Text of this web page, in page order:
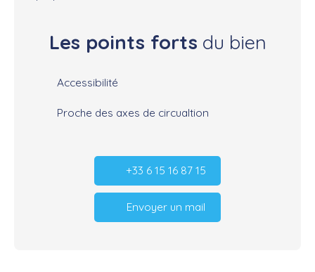
Les points forts du bien
Accessibilité
Proche des axes de circualtion
+33 6 15 16 87 15
Envoyer un mail